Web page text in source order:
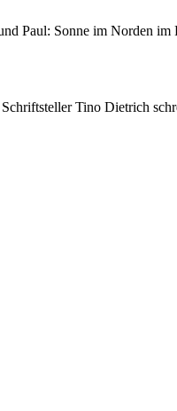
Paul: Sonne im Norden
Tino Dietrich